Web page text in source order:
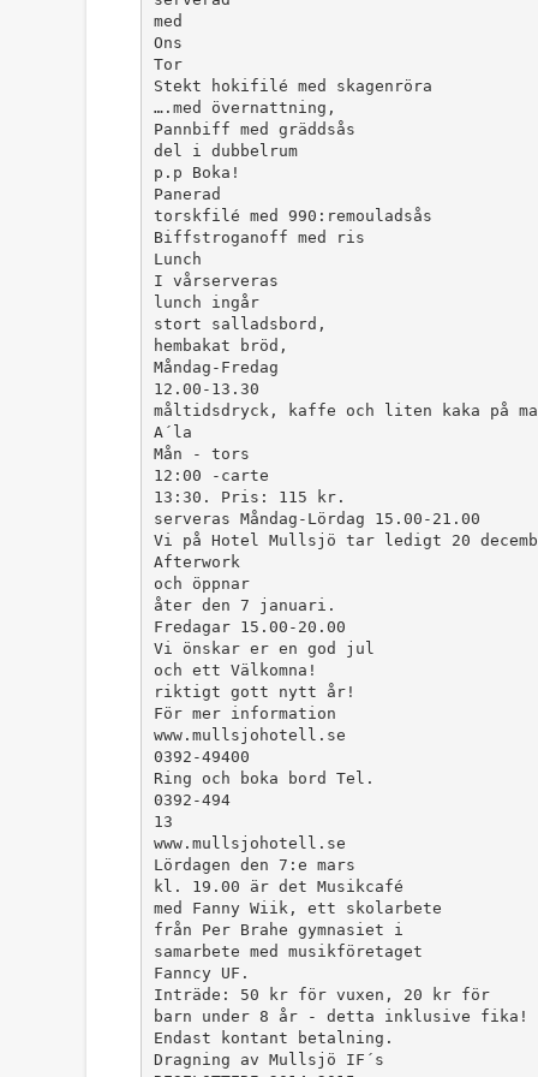
med
Ons
Tor
Stekt hokifilé med skagenröra
….med övernattning,
Pannbiff med gräddsås
del i dubbelrum
p.p Boka!
Panerad
torskfilé med 990:remouladsås
Biffstroganoff med ris
Lunch
I vårserveras
lunch ingår
stort salladsbord,
hembakat bröd,
Måndag-Fredag
12.00-13.30
måltidsdryck, kaffe och liten kaka på
A´la
Mån - tors
12:00 -carte
13:30. Pris: 115 kr.
serveras Måndag-Lördag 15.00-21.00
Vi på Hotel Mullsjö tar ledigt 20
Afterwork
och öppnar
åter den 7 januari.
Fredagar 15.00-20.00
Vi önskar er en god jul
och ett Välkomna!
riktigt gott nytt år!
För mer information
www.mullsjohotell.se
0392-49400
Ring och boka bord Tel.
0392-494
13
www.mullsjohotell.se
Lördagen den 7:e mars
kl. 19.00 är det Musikcafé
med Fanny Wiik, ett skolarbete
från Per Brahe gymnasiet i
samarbete med musikföretaget
Fanncy UF.
Inträde: 50 kr för vuxen, 20 kr för
barn under 8 år - detta inklusive fika!
Endast kontant betalning.
Dragning av Mullsjö IF´s